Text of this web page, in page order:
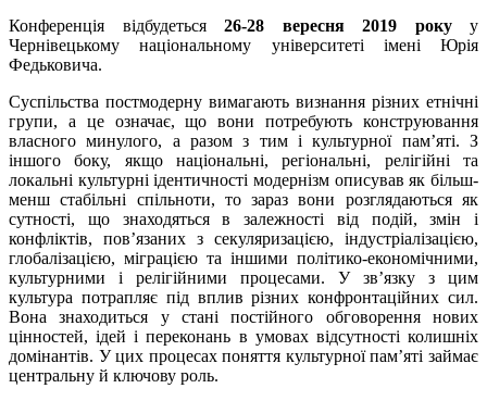
Конференція відбудеться 26-28 вересня 2019 рокуу
Чернівецькому національному університеті імені Юрія
Федьковича.
Суспільства постмодерну вимагають визнання різних етнічні
групи, а це означає, що вони потребують конструювання
власного минулого, а разом з тим і культурної пам’яті. З
іншого боку, якщо національні, регіональні, релігійні та
локальні культурні ідентичності модернізм описував як більш-
менш стабільні спільноти, то зараз вони розглядаються як
сутності, що знаходяться в залежності від подій, змін і
конфліктів, пов’язаних з секуляризацією, індустріалізацією,
глобалізацією, міграцією та іншими політико-економічними,
культурними і релігійними процесами. У зв’язку з цим
культура потрапляє під вплив різних конфронтаційних сил.
Вона знаходиться у стані постійного обговорення нових
цінностей, ідей і переконань в умовах відсутності колишніх
домінантів. У цих процесах поняття культурної пам’яті займає
центральну й ключову роль.